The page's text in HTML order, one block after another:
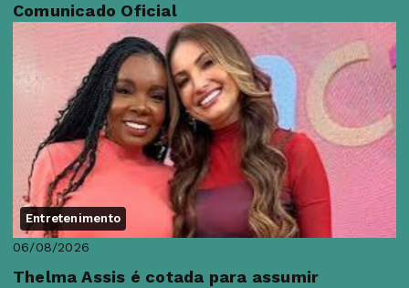
Comunicado Oficial
Entretenimento
06/08/2026
Thelma Assis é cotada para assumir